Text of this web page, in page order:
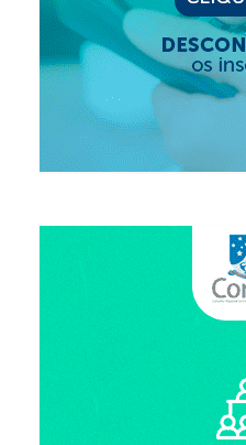
Valores dos serviços
Reserva de auditório
Notícias
Ouvidoria